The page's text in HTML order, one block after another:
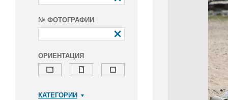
№ ФОТОГРАФИИ
ОРИЕНТАЦИЯ
КАТЕГОРИИ